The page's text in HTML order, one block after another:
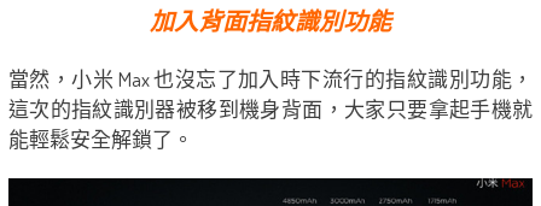
加入背面指紋識別功能
當然，小米 Max 也沒忘了加入時下流行的指紋識別功能，
這次的指紋識別器被移到機身背面，大家只要拿起手機就
能輕鬆安全解鎖了。